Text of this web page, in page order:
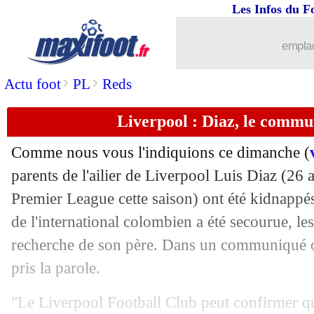
Actu foot> PL > Reds
Les Infos du
Liverpool : Diaz, le
Comme nous vous l'indiquions ce dimanche (
parents de l'ailier de Liverpool Luis Diaz (26
Premier League cette saison) ont été
de l'international colombien a été secourue,
recherche de son père. Dans un
pris la parole.
"Le Liverpool Football Club peut confirmer
PSG: Hernandez a aimé le caractère
29/10 L1
29/10 Milan: Pioli attend plus d'Hernandez
29/10 : Fonseca s'explique pour
29/10 L1: Metz-Le Havre, les compos
29/10 L1: Lille-Monaco, les compos
29/10 L1: Montpellier-Toulouse, les compos
29/10 VIDEO: le bijou de Zaïre-Emery !